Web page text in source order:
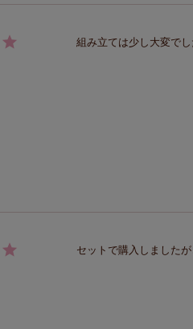
組み立ては少し大変で
セットで購入しました